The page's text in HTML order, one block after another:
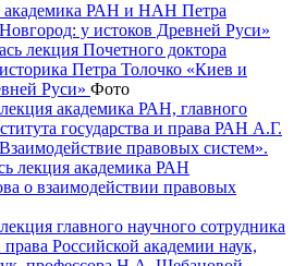
лекция Почетного доктора
Петра Толочко «Киев и
Руси» Фото
лекция академика РАН
о взаимодействии правовых